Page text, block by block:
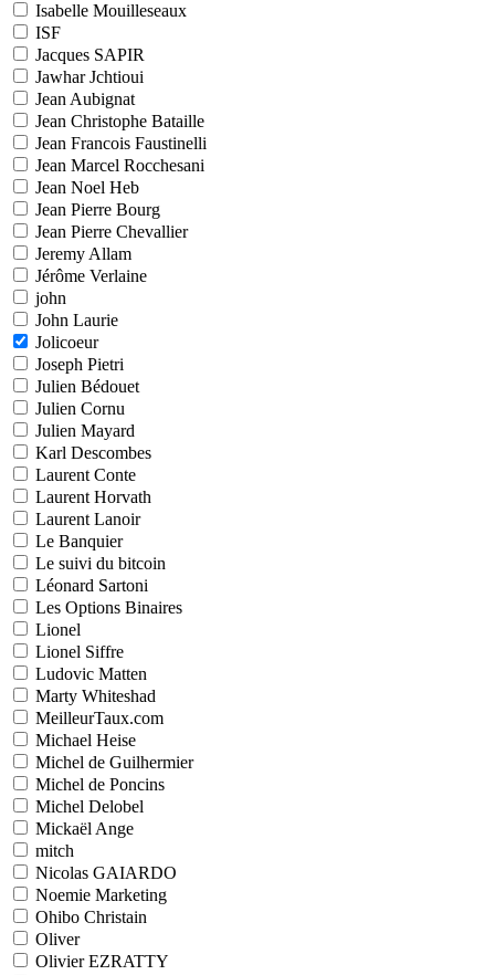
Isabelle Mouilleseaux
ISF
Jacques SAPIR
Jawhar Jchtioui
Jean Aubignat
Jean Christophe Bataille
Jean Francois Faustinelli
Jean Marcel Rocchesani
Jean Noel Heb
Jean Pierre Bourg
Jean Pierre Chevallier
Jeremy Allam
Jérôme Verlaine
john
John Laurie
Jolicoeur
Joseph Pietri
Julien Bédouet
Julien Cornu
Julien Mayard
Karl Descombes
Laurent Conte
Laurent Horvath
Laurent Lanoir
Le Banquier
Le suivi du bitcoin
Léonard Sartoni
Les Options Binaires
Lionel
Lionel Siffre
Ludovic Matten
Marty Whiteshad
MeilleurTaux.com
Michael Heise
Michel de Guilhermier
Michel de Poncins
Michel Delobel
Mickaël Ange
mitch
Nicolas GAIARDO
Noemie Marketing
Ohibo Christain
Oliver
Olivier EZRATTY